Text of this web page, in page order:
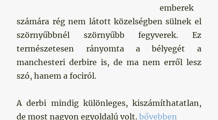
emberek
számára rég nem látott közelségben sülnek el
szörnyűbbnél szörnyűbb fegyverek. Ez
természetesen rányomta a bélyegét a
manchesteri derbire is, de ma nem erről lesz
szó, hanem a fociról.
A derbi mindig különleges, kiszámíthatatlan,
de most nagyon egyoldalú volt.„Világok harca”
bővebben